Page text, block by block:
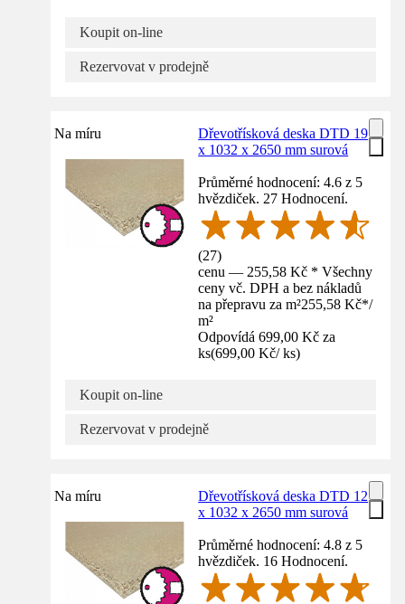
Koupit on-line
Rezervovat v prodejně
Na míru
Dřevotřísková deska DTD 19
x 1032 x 2650 mm surová
Průměrné hodnocení: 4.6 z 5
hvězdiček. 27 Hodnocení.
(27)
cenu — 255,58 Kč * Všechny
ceny vč. DPH a bez nákladů
na přepravu za m²255,58 Kč*/
m²
Odpovídá 699,00 Kč za
ks(699,00 Kč/ ks)
Koupit on-line
Rezervovat v prodejně
Na míru
Dřevotřísková deska DTD 12
x 1032 x 2650 mm surová
Průměrné hodnocení: 4.8 z 5
hvězdiček. 16 Hodnocení.